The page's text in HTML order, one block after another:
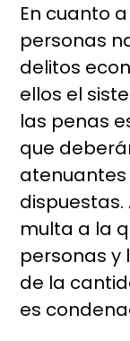
En cuanto
personas
delitos
ellos el
las penas
que
dispuestas.
multa a la
personas y
de la
es